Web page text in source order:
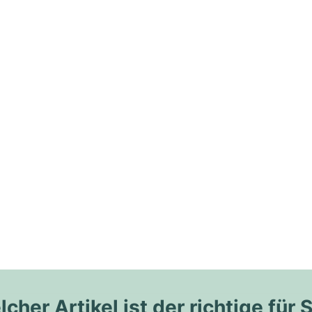
Artikel ist der richtige für